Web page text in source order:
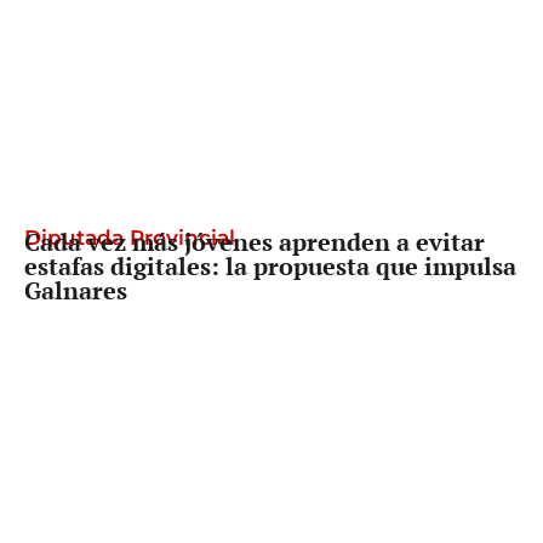
Diputada Provincial
Cada vez más jóvenes aprenden a evitar
estafas digitales: la propuesta que impulsa
Galnares